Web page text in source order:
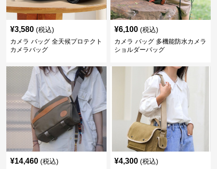
¥3,580 (税込)
カメラ バッグ 全天候プロテクト
カメラバッグ
¥6,100 (税込)
カメラ バッグ 多機能防水カメラ
ショルダーバッグ
¥14,460 (税込) ¥4,300 (税込)